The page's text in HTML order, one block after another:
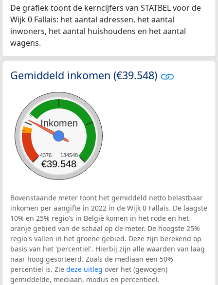
De grafiek toont de kerncijfers van STATBEL voor de
Wijk 0 Fallais: het aantal adressen, het aantal
inwoners, het aantal huishoudens en het aantal
wagens.
Gemiddeld inkomen (€39.548)
Inkomen
4376 134548
€39.548
Bovenstaande meter toont het gemiddeld netto belastbaar
inkomen per aangifte in 2022 in de Wijk 0 Fallais. De laagste
10% en 25% regio's in België komen in het rode en het
oranje gebied van de schaal op de meter. De hoogste 25%
regio's vallen in het groene gebied. Deze zijn berekend op
basis van het 'percentiel'. Hierbij zijn alle waarden van laag
naar hoog gesorteerd. Zoals de mediaan een 50%
percentiel is. Zie deze uitleg over het (gewogen)
gemiddelde, mediaan, modus en percentieel.